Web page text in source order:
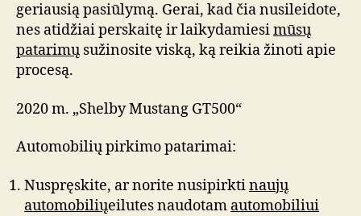
geriausią pasiūlymą. Gerai, kad čia nusileidote,
nes atidžiai perskaitę ir laikydamiesimūsų
patarimų sužinosite viską, ką reikia žinoti apie
procesą.
2020 m. „Shelby Mustang GT500“
Automobilių pirkimo patarimai:
Nuspręskite, ar norite nusipirktinaujų
automobiliųeilutes naudotam automobiliui